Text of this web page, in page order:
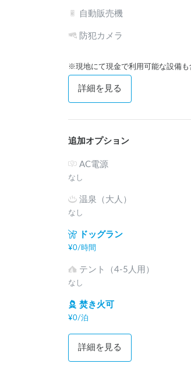
自動販売機
防犯カメラ
※現地にて現金で利用可能な設備も
詳細を見る
追加オプション
AC電源
なし
温泉（大人）
なし
ドッグラン
¥0/時間
テント（4-5人用）
なし
焚き火可
¥0/泊
詳細を見る